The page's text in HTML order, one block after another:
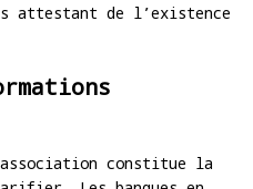
attestant de l’existence
constitue la